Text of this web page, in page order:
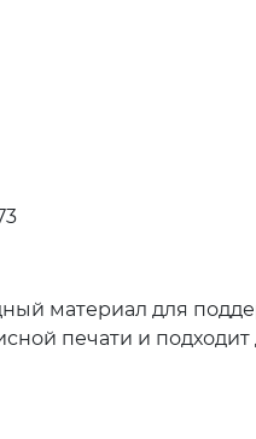
материал для
печати и